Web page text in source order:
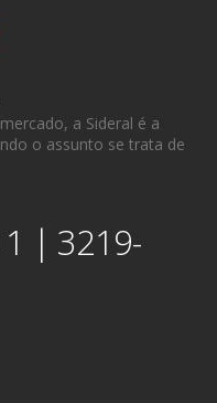
a Sideral é a
o assunto se trata de
| 3219-